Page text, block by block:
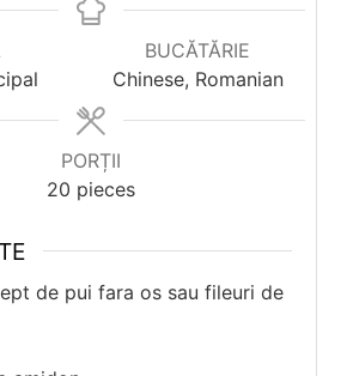
BUCĂTĂRIE
Chinese, Romanian
PORȚII
20 pieces
de pui fara os sau fileuri de